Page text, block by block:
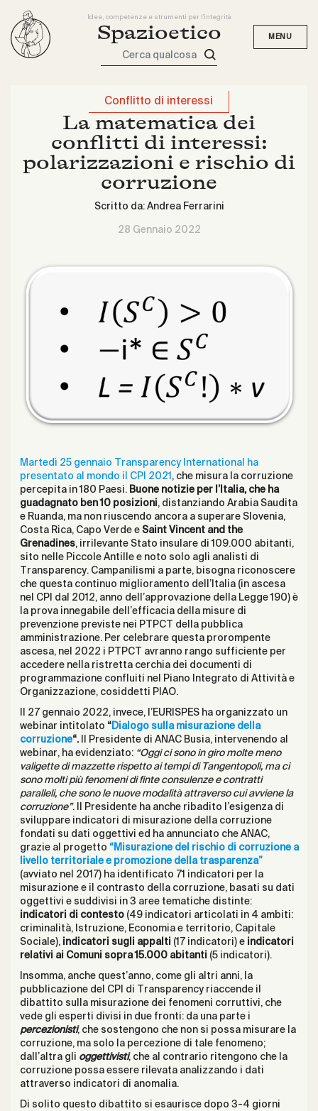
Idee, competenze e strumenti per l'integrità
Spazioetico
Cerca qualcosa
Conflitto di interessi
La matematica dei
conflitti di interessi:
polarizzazioni e rischio di
corruzione
Scritto da: Andrea Ferrarini
28 Gennaio 2022
Martedì 25 gennaio Transparency International ha
presentato al mondo il CPI 2021 , che misura la corruzione
percepita in 180 Paesi. Buone notizie per l’Italia, che ha
guadagnato ben 10 posizioni, distanziando Arabia Saudita
e Ruanda, ma non riuscendo ancora a superare Slovenia,
Costa Rica, Capo Verde e Saint Vincent and the
Grenadines, irrilevante Stato insulare di 109.000 abitanti,
sito nelle Piccole Antille e noto solo agli analisti di
Transparency. Campanilismi a parte, bisogna riconoscere
che questa continuo miglioramento dell’Italia (in ascesa
nel CPI dal 2012, anno dell’approvazione della Legge 190) è
la prova innegabile dell’efficacia della misure di
prevenzione previste nei PTPCT della pubblica
amministrazione. Per celebrare questa prorompente
ascesa, nel 2022 i PTPCT avranno rango sufficiente per
accedere nella ristretta cerchia dei documenti di
programmazione confluiti nel Piano Integrato di Attività e
Organizzazione, cosiddetti PIAO.
Il 27 gennaio 2022, invece, l’EURISPES ha organizzato un
webinar intitolato “Dialogo sulla misurazione della
corruzione“.Il Presidente di ANAC Busia, intervenendo al
webinar, ha evidenziato: “Oggi ci sono in giro molte meno
valigette di mazzette rispetto ai tempi di Tangentopoli, ma ci
sono molti più fenomeni di finte consulenze e contratti
paralleli, che sono le nuove modalità attraverso cui avviene la
corruzione”. Il Presidente ha anche ribadito l’esigenza di
sviluppare indicatori di misurazione della corruzione
fondati su dati oggettivi ed ha annunciato che ANAC,
grazie al progetto “Misurazione del rischio di corruzione a
livello territoriale e promozione della trasparenza”
(avviato nel 2017) ha identificato 71 indicatori per la
misurazione e il contrasto della corruzione, basati su dati
oggettivi e suddivisi in 3 aree tematiche distinte:
indicatori di contesto(49 indicatori articolati in 4 ambiti:
criminalità, Istruzione, Economia e territorio, Capitale
Sociale), indicatori sugli appalti (17 indicatori) e indicatori
relativi ai Comuni sopra 15.000 abitanti (5 indicatori).
Insomma, anche quest’anno, come gli altri anni, la
pubblicazione del CPI di Transparency riaccende il
dibattito sulla misurazione dei fenomeni corruttivi, che
vede gli esperti divisi in due fronti: da una parte i
percezionisti, che sostengono che non si possa misurare la
corruzione, ma solo la percezione di tale fenomeno;
dall’altra gli oggettivisti, che al contrario ritengono che la
corruzione possa essere rilevata analizzando i dati
attraverso indicatori di anomalia.
Di solito questo dibattito si esaurisce dopo 3-4 giorni